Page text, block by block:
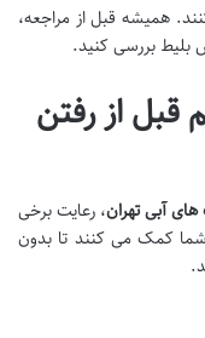
همیشه قبل از مراجعه،
بلیط بررسی کنید.
قبل از رفتن
های آبی تهران، رعایت برخی
کمک می کنند تا بدون